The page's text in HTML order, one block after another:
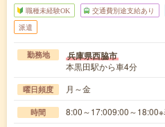
職種未経験OK 交通費別途支給あり
派遣
勤務地 兵庫県西脇市
本黒田駅から車4分
曜日頻度 月～金
時間 8:00～17:009:00～18:00※